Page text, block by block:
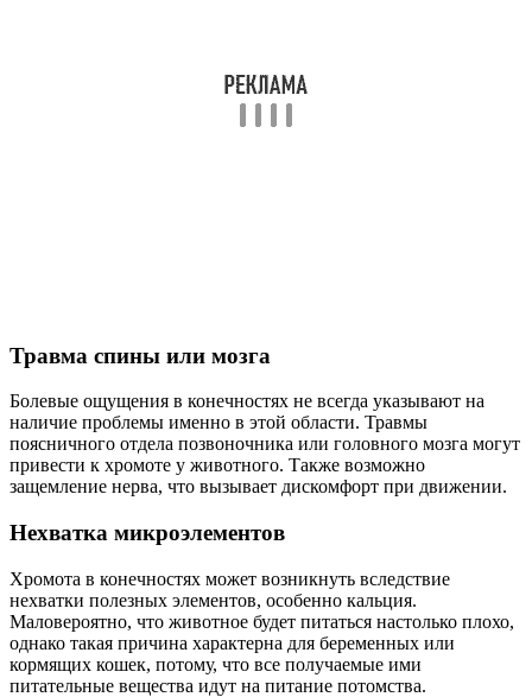
Травма спины или мозга
Болевые ощущения в конечностях не всегда указывают на
наличие проблемы именно в этой области. Травмы
поясничного отдела позвоночника или головного мозга могут
привести к хромоте у животного. Также возможно
защемление нерва, что вызывает дискомфорт при движении.
Нехватка микроэлементов
Хромота в конечностях может возникнуть вследствие
нехватки полезных элементов, особенно кальция.
Маловероятно, что животное будет питаться настолько плохо,
однако такая причина характерна для беременных или
кормящих кошек, потому, что все получаемые ими
питательные вещества идут на питание потомства.